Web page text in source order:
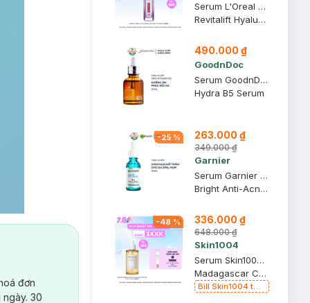
đơn
30
Serum L'Oreal Hyaluronic Acid Cấp Ẩm Sáng Da 30ml
Revitalift Hyaluronic Acid 1.5% Hyaluron Serum
490.000 ₫
GoodnDoc
Serum GoodnDoc Dưỡng Ẩm, Hỗ Trợ Phục Hồi Da 30ml
Hydra B5 Serum
-25 % 263.000 ₫
349.000 ₫
Garnier
Serum Garnier Giảm Mụn Mờ Thâm Cho Da Dầu, Mụn 30ml
Bright Anti-Acne Booster Serum
-48 % 336.000 ₫
648.000 ₫
Skin1004
Serum Skin1004 Rau Má Làm Dịu & Hỗ Trợ Phục Hồi Da 100ml
Madagascar Centella Ampoule
Bill Skin1004 từ